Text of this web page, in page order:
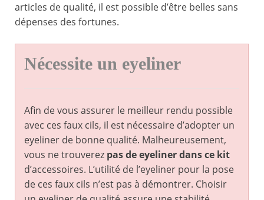
articles de qualité, il est possible d’être belles sans
dépenses des fortunes.
Nécessite un eyeliner
Afin de vous assurer le meilleur rendu possible
avec ces faux cils, il est nécessaire d’adopter un
eyeliner de bonne qualité. Malheureusement,
vous ne trouverez pas de eyeliner dans ce kit
d’accessoires. L’utilité de l’eyeliner pour la pose
de ces faux cils n’est pas à démontrer. Choisir